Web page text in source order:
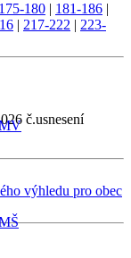
175-180 | 181-186 |
| 217-222 | 223-
č.usnesení
výhledu pro obec